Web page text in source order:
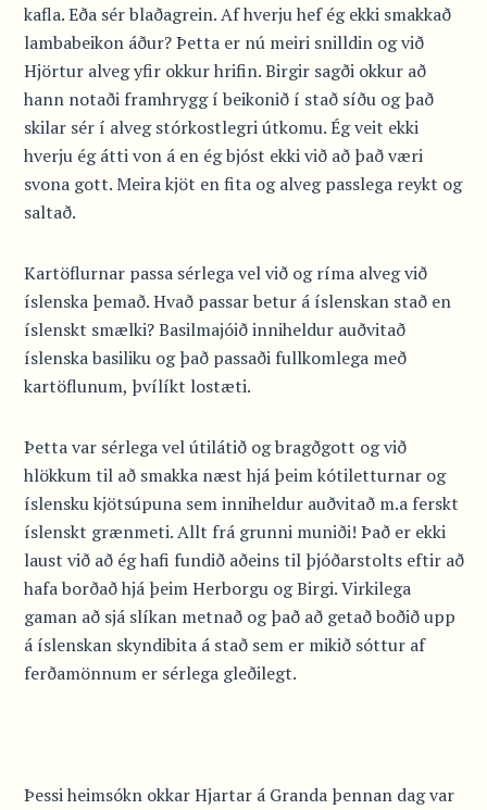
kafla. Eða sér blaðagrein. Af hverju hef ég ekki smakkað
lambabeikon áður? Þetta er nú meiri snilldin og við
Hjörtur alveg yfir okkur hrifin. Birgir sagði okkur að
hann notaði framhrygg í beikonið í stað síðu og það
skilar sér í alveg stórkostlegri útkomu. Ég veit ekki
hverju ég átti von á en ég bjóst ekki við að það væri
svona gott. Meira kjöt en fita og alveg passlega reykt og
saltað.
Kartöflurnar passa sérlega vel við og ríma alveg við
íslenska þemað. Hvað passar betur á íslenskan stað en
íslenskt smælki? Basilmajóið inniheldur auðvitað
íslenska basiliku og það passaði fullkomlega með
kartöflunum, þvílíkt lostæti.
Þetta var sérlega vel útilátið og bragðgott og við
hlökkum til að smakka næst hjá þeim kótiletturnar og
íslensku kjötsúpuna sem inniheldur auðvitað m.a ferskt
íslenskt grænmeti. Allt frá grunni muniði! Það er ekki
laust við að ég hafi fundið aðeins til þjóðarstolts eftir að
hafa borðað hjá þeim Herborgu og Birgi. Virkilega
gaman að sjá slíkan metnað og það að getað boðið upp
á íslenskan skyndibita á stað sem er mikið sóttur af
ferðamönnum er sérlega gleðilegt.
Þessi heimsókn okkar Hjartar á Granda þennan dag var